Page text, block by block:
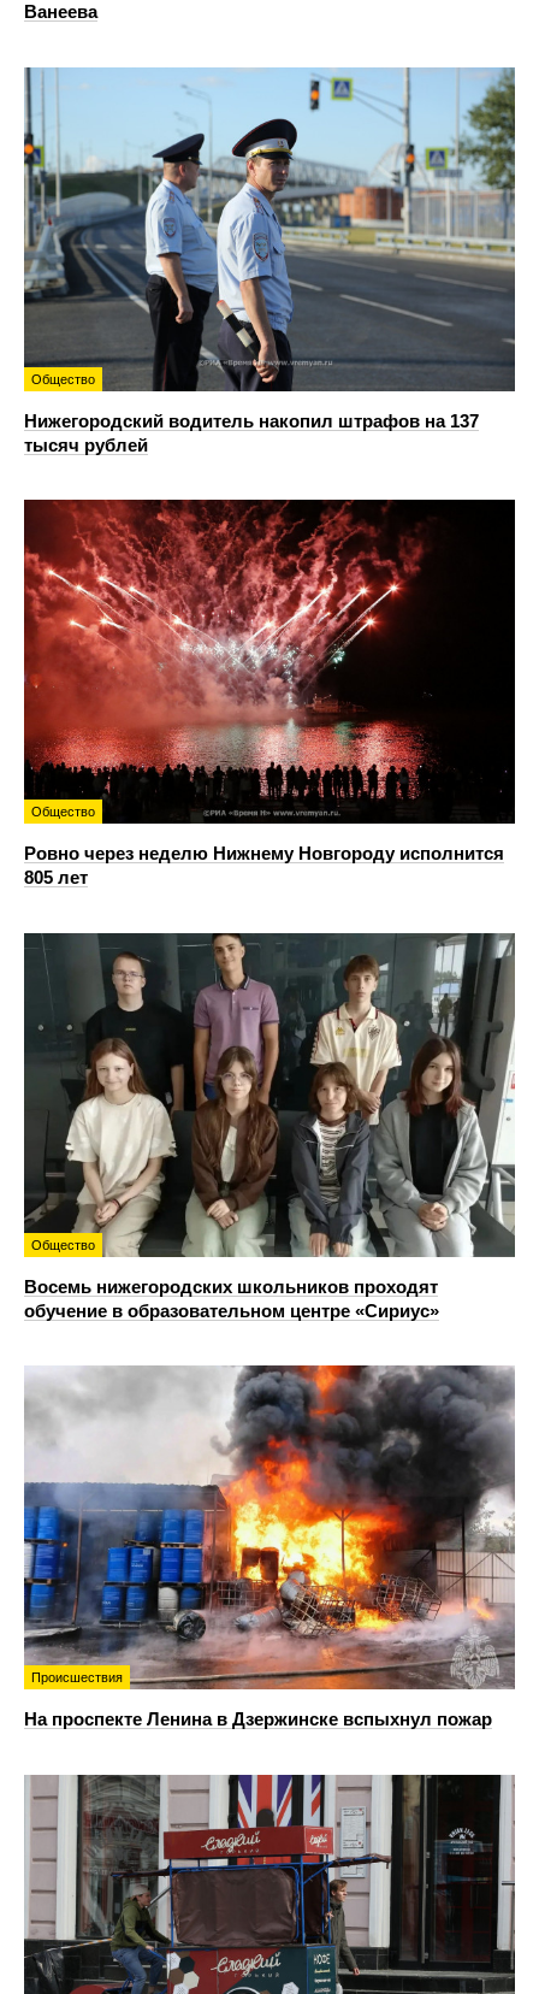
Ванеева
Общество
Нижегородский водитель накопил штрафов на 137
тысяч рублей
Общество
Ровно через неделю Нижнему Новгороду исполнится
805 лет
Общество
Восемь нижегородских школьников проходят
обучение в образовательном центре «Сириус»
Происшествия
На проспекте Ленина в Дзержинске вспыхнул пожар